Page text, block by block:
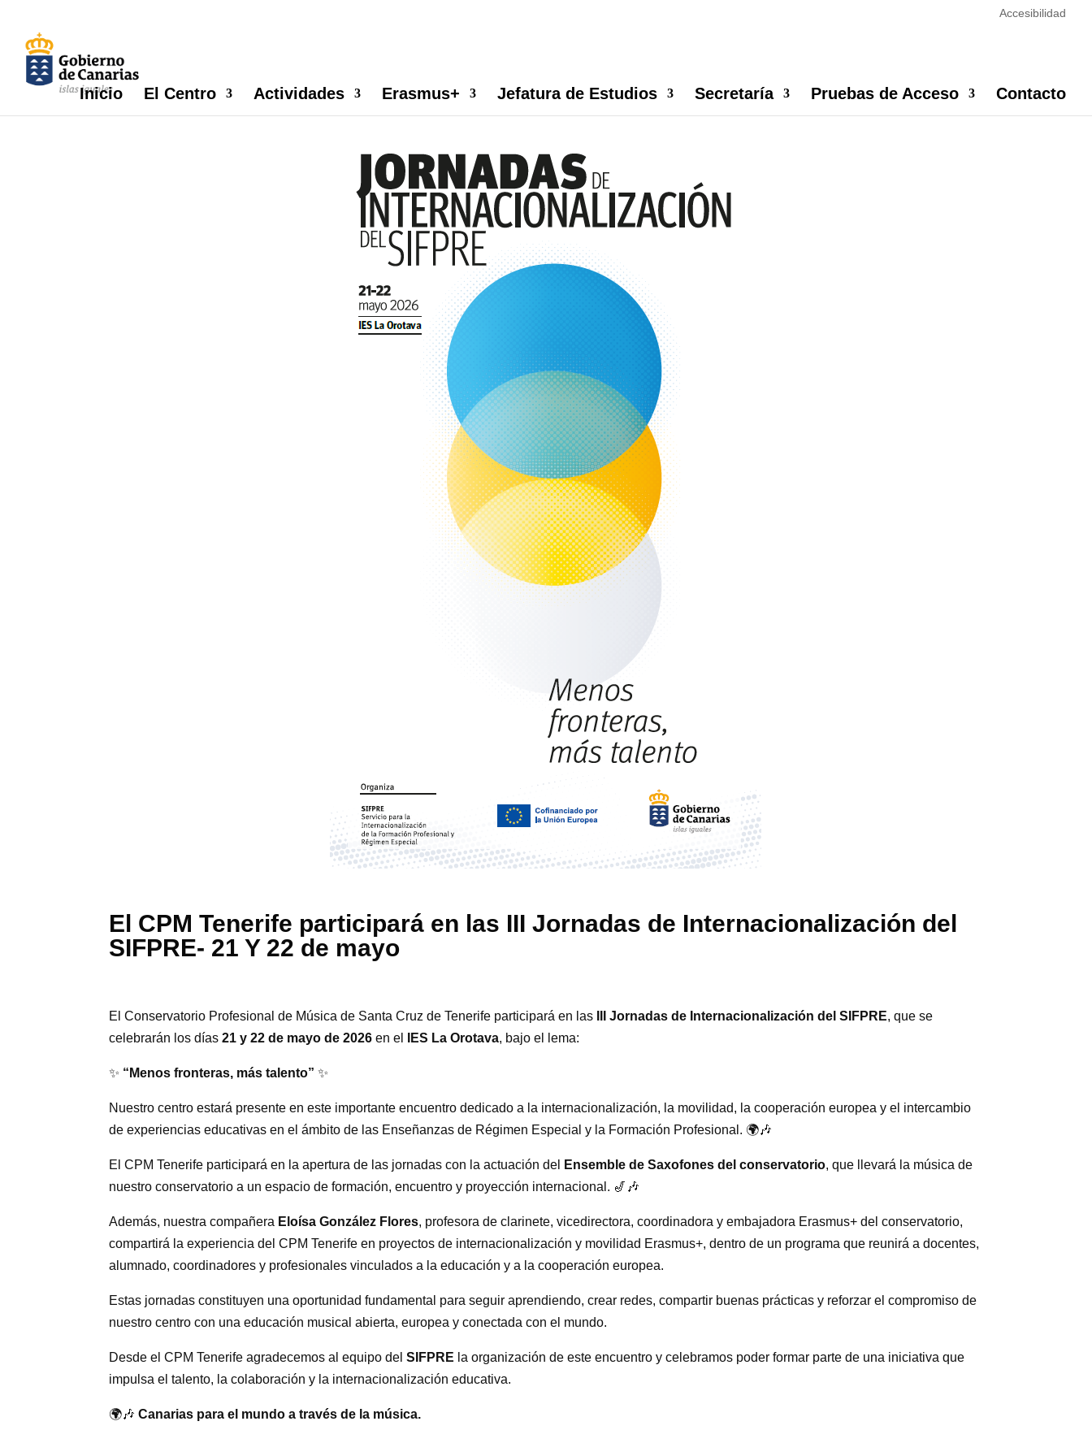
información de carácter personal. Usted puede permitir su uso o rechazarlo, también puede cambiar su configuración siempre que lo desee. Dispone de más
información en nuestra
Accesibilidad
Inicio El Centro Actividades Erasmus+ Jefatura de Estudios Secretaría Pruebas de Acceso Contacto
El CPM Tenerife participará en las III Jornadas de Internacionalización del
SIFPRE- 21 Y 22 de mayo
El Conservatorio Profesional de Música de Santa Cruz de Tenerife participará en las III Jornadas de Internacionalización del SIFPRE, que se
celebrarán los días21 y 22 de mayo de 2026 en el IES La Orotava, bajo el lema:
✨ “Menos fronteras, más talento” ✨
Nuestro centro estará presente en este importante encuentro dedicado a la internacionalización, la movilidad, la cooperación europea y el intercambio
de experiencias educativas en el ámbito de las Enseñanzas de Régimen Especial y la Formación Profesional. 🌍🎶
El CPM Tenerife participará en la apertura de las jornadas con la actuación del Ensemble de Saxofones del conservatorio, que llevará la música de
nuestro conservatorio a un espacio de formación, encuentro y proyección internacional. 🎷🎶
Además, nuestra compañera Eloísa González Flores, profesora de clarinete, vicedirectora, coordinadora y embajadora Erasmus+ del conservatorio,
compartirá la experiencia del CPM Tenerife en proyectos de internacionalización y movilidad Erasmus+, dentro de un programa que reunirá a docentes,
alumnado, coordinadores y profesionales vinculados a la educación y a la cooperación europea.
Estas jornadas constituyen una oportunidad fundamental para seguir aprendiendo, crear redes, compartir buenas prácticas y reforzar el compromiso de
nuestro centro con una educación musical abierta, europea y conectada con el mundo.
Desde el CPM Tenerife agradecemos al equipo delSIFPRE la organización de este encuentro y celebramos poder formar parte de una iniciativa que
impulsa el talento, la colaboración y la internacionalización educativa.
🌍🎶Canarias para el mundo a través de la música.